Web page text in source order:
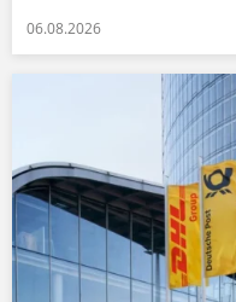
06.08.2026